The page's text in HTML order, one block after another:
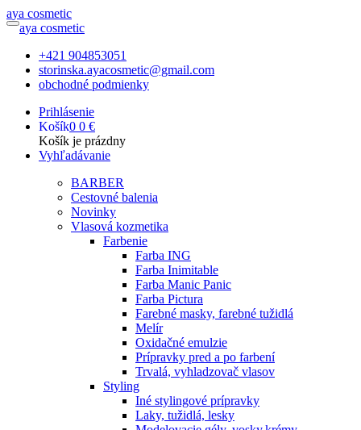
aya cosmetic
aya cosmetic
+421 904853051
storinska.ayacosmetic@gmail.com
obchodné podmienky
Prihlásenie
Košík0 0 €
Košík je prázdny
Vyhľadávanie
BARBER
Cestovné balenia
Novinky
Vlasová kozmetika
Farbenie
Farba ING
Farba Inimitable
Farba Manic Panic
Farba Pictura
Farebné masky, farebné tužidlá
Melír
Oxidačné emulzie
Prípravky pred a po farbení
Trvalá, vyhladzovač vlasov
Styling
Iné stylingové prípravky
Laky, tužidlá, lesky